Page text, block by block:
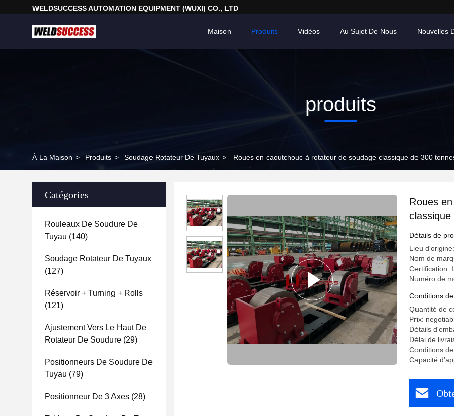
WELDSUCCESS AUTOMATION EQUIPMENT (WUXI) CO., LTD
Maison Produits Vidéos Au Sujet De Nous Nouvelles
produits
À La Maison > Produits > Soudage Rotateur De Tuyaux > Roues en caoutchouc à rotateur de soudage classique de 300
Catégories
Rouleaux De Soudure De
Tuyau (140)
Soudage Rotateur De Tuyaux
(127)
Réservoir + Turning + Rolls
(121)
Ajustement Vers Le Haut De
Rotateur De Soudure (29)
Positionneurs De Soudure De
Tuyau (79)
Positionneur De 3 Axes (28)
Roues
Détails de
Lieu
Nom de
Certification:
Numéro de
Conditions
Quantité de
Prix:
Détails
Délai de
Conditions
Capacité